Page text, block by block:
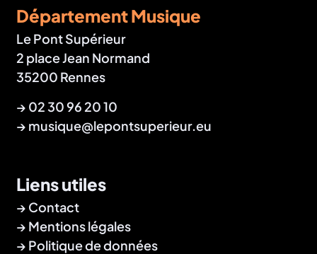
Département Musique
Le Pont Supérieur
2 place Jean Normand
35200 Rennes
→ 02 30 96 20 10
→ musique@lepontsuperieur.eu
Liens utiles
Contact
Mentions légales
Politique de données